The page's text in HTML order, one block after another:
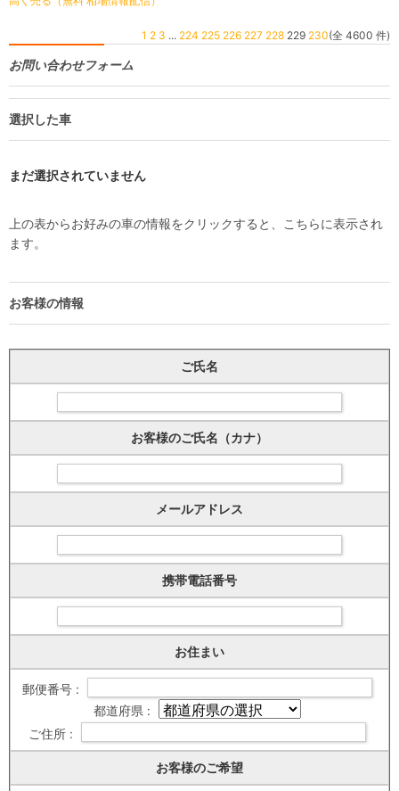
1 2 3 ... 224 225 226 227 228 229 230(全 4600 件)
お問い合わせフォーム
選択した車
まだ選択されていません
上の表からお好みの車の情報をクリックすると、こちらに表示され
ます。
お客様の情報
ご氏名
お客様のご氏名（カナ）
メールアドレス
携帯電話番号
お住まい
郵便番号 :
都道府県 :
ご住所 :
お客様のご希望